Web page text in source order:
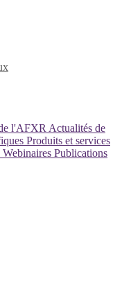
l'AFXR Actualités de
Produits et services
Webinaires Publications